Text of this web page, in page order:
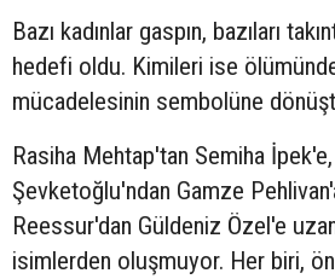
Bazı kadınlar gaspın, bazıları
hedefi oldu. Kimileri ise
mücadelesinin sembolüne
Rasiha Mehtap'tan Semiha İpek'e,
Şevketoğlu'ndan Gamze
Reessur'dan Güldeniz Özel'e
isimlerden oluşmuyor. Her biri,